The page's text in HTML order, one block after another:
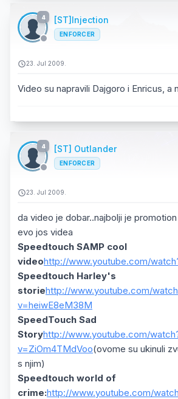
4 [ST]Injection
ENFORCER
23. Jul 2009.
Video su napravili Dajgoro i Enricus, a
4 [ST] Outlander
ENFORCER
23. Jul 2009.
da video je dobar..najbolji je
evo jos videa
Speedtouch SAMP cool
videohttp://www.youtube.com/
Speedtouch Harley's
storiehttp://www.youtube.com/
v=heiwE8eM38M
SpeedTouch Sad
Storyhttp://www.youtube.com/
v=ZiOm4TMdVoo(ovome su ukinuli
s njim)
Speedtouch world of
crime:http://www.youtube.com/